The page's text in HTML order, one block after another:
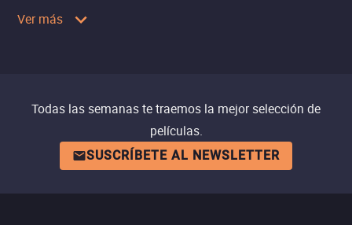
Ver más
Todas las semanas te traemos la mejor selección de
películas.
SUSCRÍBETE AL NEWSLETTER